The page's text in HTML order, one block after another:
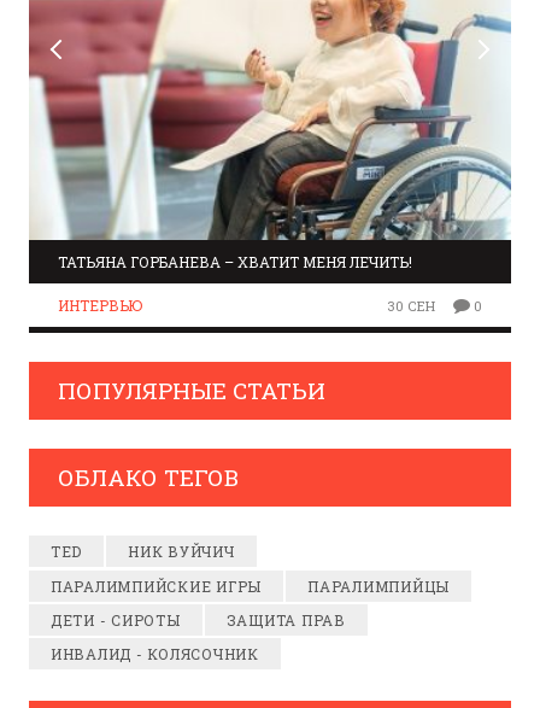
ТАТЬЯНА ГОРБАНЕВА – ХВАТИТ МЕНЯ ЛЕЧИТЬ!
ИНТЕРВЬЮ 30 СЕН 0
ПОПУЛЯРНЫЕ СТАТЬИ
ОБЛАКО ТЕГОВ
TED
НИК ВУЙЧИЧ
ПАРАЛИМПИЙСКИЕ ИГРЫ
ПАРАЛИМПИЙЦЫ
ДЕТИ - СИРОТЫ
ЗАЩИТА ПРАВ
ИНВАЛИД - КОЛЯСОЧНИК